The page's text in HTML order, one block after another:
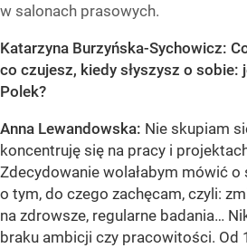
w salonach prasowych.
Katarzyna Burzyńska-Sychowicz:
co czujesz, kiedy słyszysz o sobie:
Polek?
Anna Lewandowska: Nie skupiam
koncentruję się na pracy i
Zdecydowanie wolałabym mówić
o tym, do czego zachęcam, czyli:
na zdrowsze, regularne badania…
braku ambicji czy pracowitości. Od